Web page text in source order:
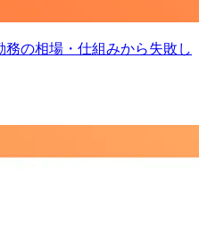
の相場・仕組みから失敗し